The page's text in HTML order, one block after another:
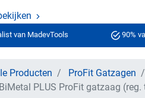
van MadevTools 90%
Producten ProFit Gatzagen
PLUS ProFit gatzaag (reg.